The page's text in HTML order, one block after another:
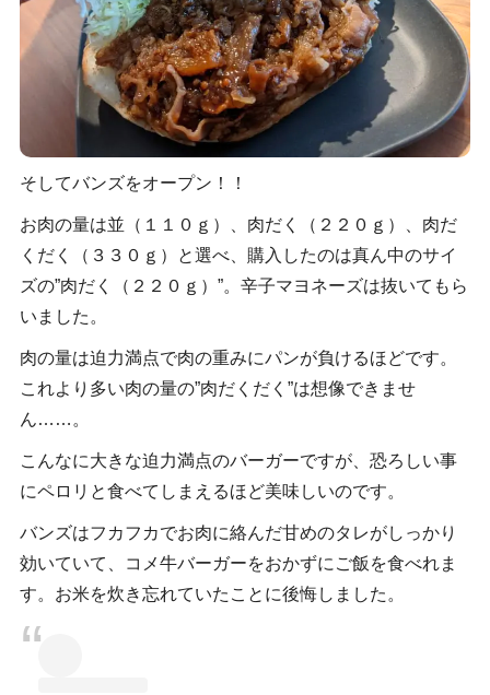
そしてバンズをオープン！！
お肉の量は並（１１０ｇ）、肉だく（２２０ｇ）、肉だ
くだく（３３０ｇ）と選べ、購入したのは真ん中のサイ
ズの”肉だく（２２０ｇ）”。辛子マヨネーズは抜いてもら
いました。
肉の量は迫力満点で肉の重みにパンが負けるほどです。
これより多い肉の量の”肉だくだく”は想像できませ
ん……。
こんなに大きな迫力満点のバーガーですが、恐ろしい事
にペロリと食べてしまえるほど美味しいのです。
バンズはフカフカでお肉に絡んだ甘めのタレがしっかり
効いていて、コメ牛バーガーをおかずにご飯を食べれま
す。お米を炊き忘れていたことに後悔しました。